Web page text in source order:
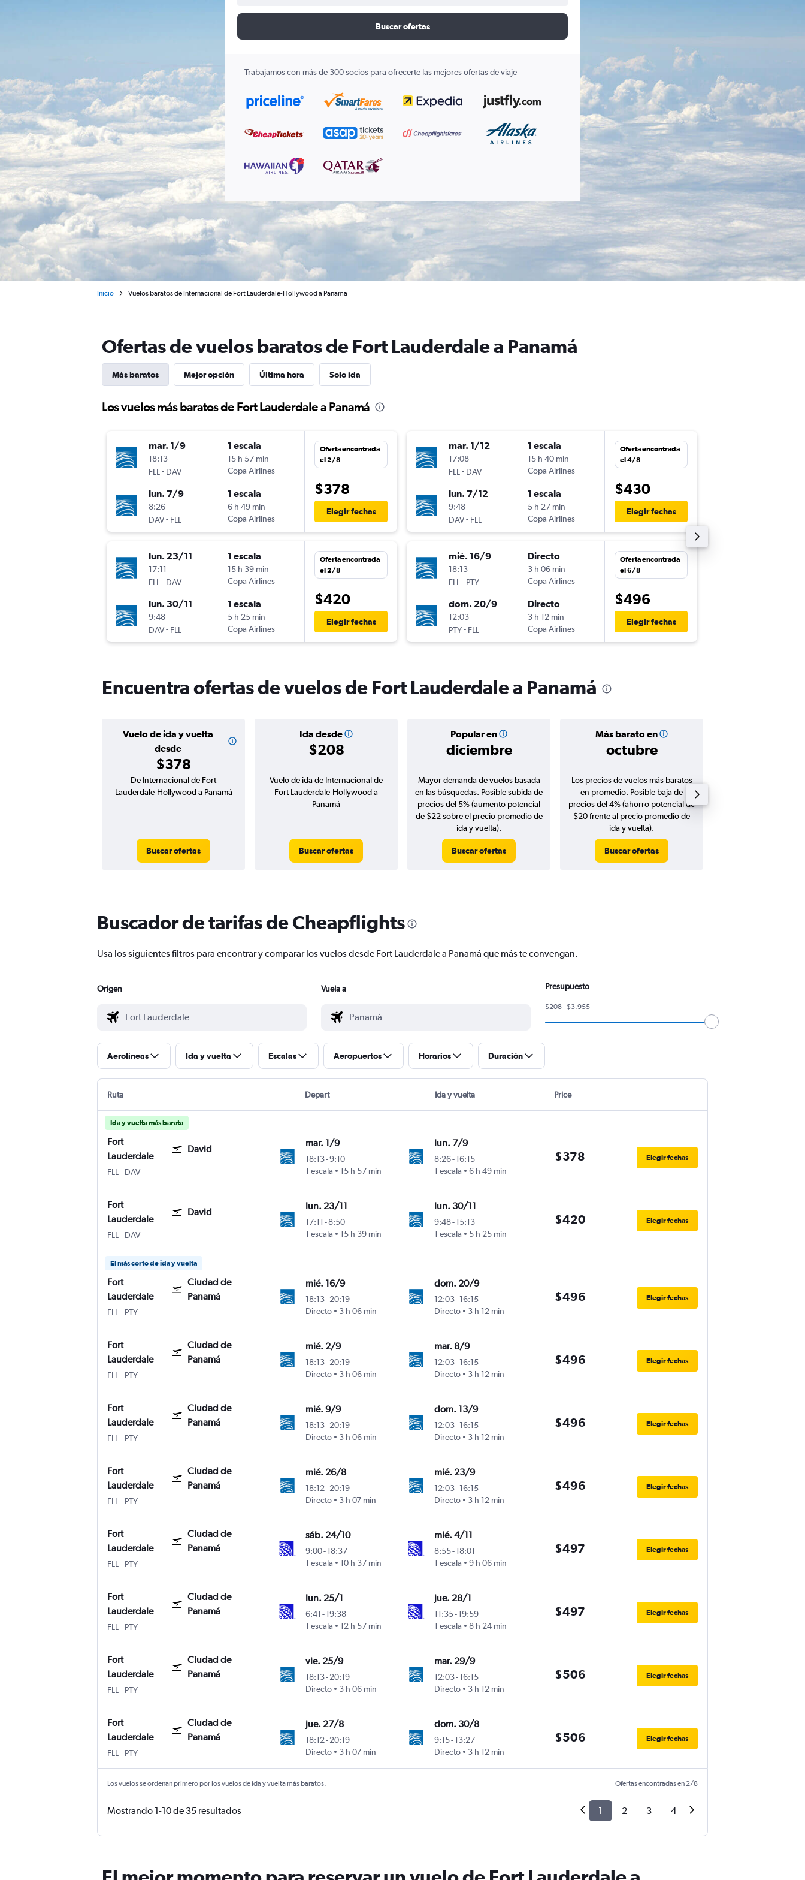
Buscar ofertas
Trabajamos con más de 300 socios para ofrecerte las mejores ofertas de viaje
Inicio Vuelos baratos de Internacional de Fort Lauderdale-Hollywood a Panamá
Ofertas de vuelos baratos de Fort Lauderdale a Panamá
Más baratos Mejor opción Última hora Solo ida
Los vuelos más baratos de Fort Lauderdale a Panamá
mar. 1/9
18:13
FLL - DAV
1 escala
15 h 57 min
Copa Airlines
lun. 7/9
8:26
DAV- FLL
1 escala
6 h 49 min
Copa Airlines
Oferta encontrada
el 2/8
$378
Elegir fechas
lun. 23/11
17:11
FLL - DAV
1 escala
15 h 39 min
Copa Airlines
lun. 30/11
9:48
DAV- FLL
1 escala
5 h 25 min
Copa Airlines
Oferta encontrada
el 2/8
$420
Elegir fechas
mar. 1/12
17:08
FLL - DAV
1 escala
15 h 40 min
Copa Airlines
lun. 7/12
9:48
DAV- FLL
1 escala
5 h 27 min
Copa Airlines
Oferta encontrada
el 4/8
$430
Elegir fechas
mié. 16/9
18:13
FLL - PTY
Directo
3 h 06 min
Copa Airlines
dom. 20/9
12:03
PTY- FLL
Directo
3 h 12 min
Copa Airlines
Oferta encontrada
el 6/8
$496
Elegir fechas
Encuentra ofertas de vuelos de Fort Lauderdale a Panamá
Vuelo de ida y vuelta
desde
$378
Ida desde
$208
Popular en
diciembre
Más barato en
octubre
De Internacional de Fort
Lauderdale-Hollywood a Panamá
Buscar ofertas
Vuelo de ida de Internacional de
Fort Lauderdale-Hollywood a
Panamá
Buscar ofertas
Mayor demanda de vuelos basada
en las búsquedas. Posible subida de
precios del 5% (aumento potencial
de $22 sobre el precio promedio de
ida y vuelta).
Buscar ofertas
Los precios de vuelos más baratos
en promedio. Posible baja de
precios del 4% (ahorro potencial de
$20 frente al precio promedio de
ida y vuelta).
Buscar ofertas
Buscador de tarifas de Cheapflights
Usa los siguientes filtros para encontrar y comparar los vuelos desde Fort Lauderdale a Panamá que más te convengan.
Origen Vuela a Presupuesto
$208 - $3.955
Aerolíneas Ida y vuelta Escalas Aeropuertos Horarios Duración
Ruta Depart Ida y vuelta Price
Ida y vuelta más barata
Fort
Lauderdale
David
FLL Internacional de Fort Lauderdale-Hollywood
- DAV
mar. 1/9
18:13-9:10
1 escala
15 h 57 min
lun. 7/9
8:26-16:15
1 escala
6 h 49 min
$378 Elegir fechas
Fort
Lauderdale
David
FLL Internacional de Fort Lauderdale-Hollywood
- DAV
lun. 23/11
17:11 -8:50
1 escala
15 h 39 min
lun. 30/11
9:48-15:13
1 escala
5 h 25 min
$420 Elegir fechas
El más corto de ida y vuelta
Fort
Lauderdale
Ciudad de
Panamá
FLL Internacional de Fort Lauderdale-Hollywood
- PTY
mié. 16/9
18:13-20:19
Directo
3 h 06 min
dom. 20/9
12:03-16:15
Directo
3 h 12 min
$496 Elegir fechas
Fort
Lauderdale
Ciudad de
Panamá
FLL Internacional de Fort Lauderdale-Hollywood
- PTY
mié. 2/9
18:13-20:19
Directo
3 h 06 min
mar. 8/9
12:03-16:15
Directo
3 h 12 min
$496 Elegir fechas
Fort
Lauderdale
Ciudad de
Panamá
FLL Internacional de Fort Lauderdale-Hollywood
- PTY
mié. 9/9
18:13-20:19
Directo
3 h 06 min
dom. 13/9
12:03-16:15
Directo
3 h 12 min
$496 Elegir fechas
Fort
Lauderdale
Ciudad de
Panamá
FLL Internacional de Fort Lauderdale-Hollywood
- PTY
mié. 26/8
18:12-20:19
Directo
3 h 07 min
mié. 23/9
12:03-16:15
Directo
3 h 12 min
$496 Elegir fechas
Fort
Lauderdale
Ciudad de
Panamá
FLL Internacional de Fort Lauderdale-Hollywood
- PTY
sáb. 24/10
9:00-18:37
1 escala
10 h 37 min
mié. 4/11
8:55-18:01
1 escala
9 h 06 min
$497 Elegir fechas
Fort
Lauderdale
Ciudad de
Panamá
FLL Internacional de Fort Lauderdale-Hollywood
- PTY
lun. 25/1
6:41 -19:38
1 escala
12 h 57 min
jue. 28/1
11:35-19:59
1 escala
8 h 24 min
$497 Elegir fechas
Fort
Lauderdale
Ciudad de
Panamá
FLL Internacional de Fort Lauderdale-Hollywood
- PTY
vie. 25/9
18:13-20:19
Directo
3 h 06 min
mar. 29/9
12:03-16:15
Directo
3 h 12 min
$506 Elegir fechas
Fort
Lauderdale
Ciudad de
Panamá
FLL Internacional de Fort Lauderdale-Hollywood
- PTY
jue. 27/8
18:12-20:19
Directo
3 h 07 min
dom. 30/8
9:15-13:27
Directo
3 h 12 min
$506 Elegir fechas
Los vuelos se ordenan primero por los vuelos de ida y vuelta más baratos. Ofertas encontradas en 2/8
Mostrando 1-10 de 35 resultados 1 2 3 4